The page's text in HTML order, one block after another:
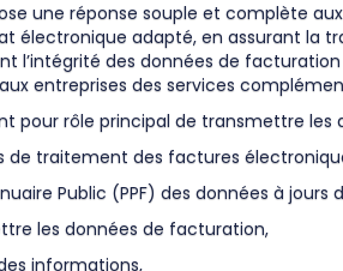
une réponse souple et complète
électronique adapté, en assurant la
l’intégrité des données de
entreprises des services
pour rôle principal de transmettre
de traitement des factures
Public (PPF) des données à jours
les données de facturation,
informations,